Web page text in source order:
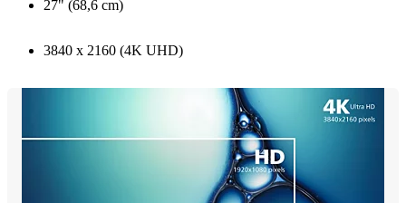
27" (68,6 cm)
3840 x 2160 (4K UHD)